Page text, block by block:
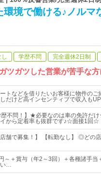
境で働ける♪ノルマ
学歴不問 完全週休2日制
ツガツした営業が苦手
トなどを借りたいお客様に物件の
だけど高インセンティブで収入もUP
歴不問！】★必要なのは車の免許だ
から定着率も抜群です♪☆面接1回☆
舗で募集！】 【転勤なし】 ◎どの
～＋賞与（年2～3回）＋各種諸手当
い…